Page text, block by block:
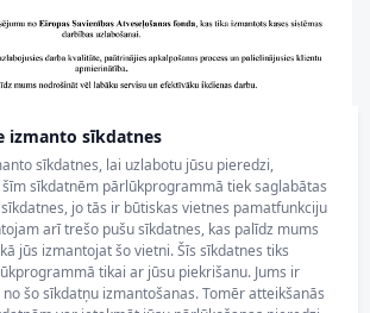
izmanto sīkdatnes
sīkdatnes, lai uzlabotu jūsu pieredzi,
sīkdatnēm pārlūkprogrammā tiek saglabātas
jo tās ir būtiskas vietnes pamatfunkciju
arī trešo pušu sīkdatnes, kas palīdz mums
jūs izmantojat šo vietni. Šīs sīkdatnes tiks
tikai ar jūsu piekrišanu. Jums ir
šo sīkdatņu izmantošanas. Tomēr atteikšanās